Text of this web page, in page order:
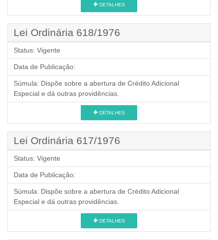
DETALHES
Lei Ordinária 618/1976
Status: Vigente
Data de Publicação:
Súmula: Dispõe sobre a abertura de Crédito Adicional
Especial e dá outras providências.
DETALHES
Lei Ordinária 617/1976
Status: Vigente
Data de Publicação:
Súmula: Dispõe sobre a abertura de Crédito Adicional
Especial e dá outras providências.
DETALHES